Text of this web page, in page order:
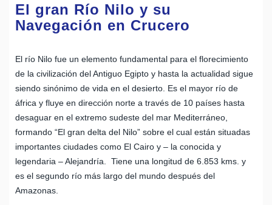
El gran Río Nilo y su
Navegación en Crucero
El río Nilo fue un elemento fundamental para el florecimiento
de la civilización del Antiguo Egipto y hasta la actualidad sigue
siendo sinónimo de vida en el desierto. Es el mayor río de
áfrica y fluye en dirección norte a través de 10 países hasta
desaguar en el extremo sudeste del mar Mediterráneo,
formando “El gran delta del Nilo” sobre el cual están situadas
importantes ciudades como El Cairo y – la conocida y
legendaria – Alejandría. Tiene una longitud de 6.853 kms. y
es el segundo río más largo del mundo después del
Amazonas.